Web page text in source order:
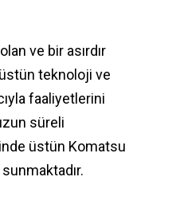
ve bir asırdır
teknoloji ve
faaliyetlerini
süreli
üstün Komatsu